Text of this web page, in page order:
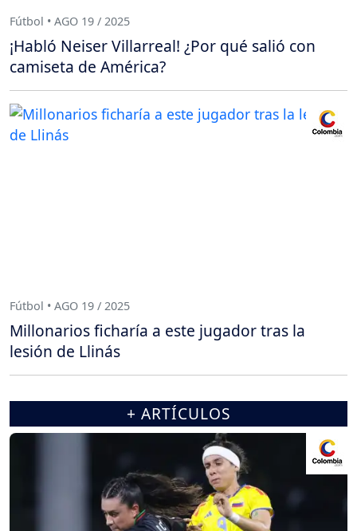
Fútbol • AGO 19 / 2025
¡Habló Neiser Villarreal! ¿Por qué salió con
camiseta de América?
Fútbol • AGO 19 / 2025
Millonarios ficharía a este jugador tras la
lesión de Llinás
+ ARTÍCULOS